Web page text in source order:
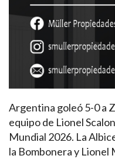
Argentina goleó 5-0 a
equipo de Lionel
Mundial 2026. La
la Bombonera y Lionel